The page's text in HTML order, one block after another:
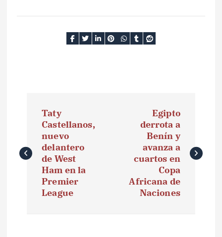
v
e
Taty
Castellanos,
nuevo
delantero
de West
Ham en la
Premier
League
Egipto
derrota a
Benín y
avanza a
cuartos en
Copa
Africana de
Naciones